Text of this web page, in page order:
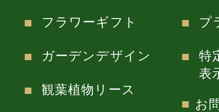
フラワーギフト
ガーデンデザイン
観葉植物リース
プ
特
表
お